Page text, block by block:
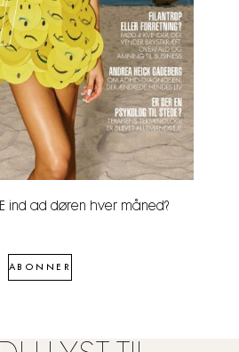
ind ad døren hver måned?
ABONNER